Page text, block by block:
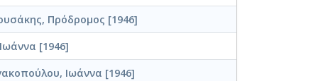
Πρόδρομος [1946]
[1946]
Ιωάννα [1946]